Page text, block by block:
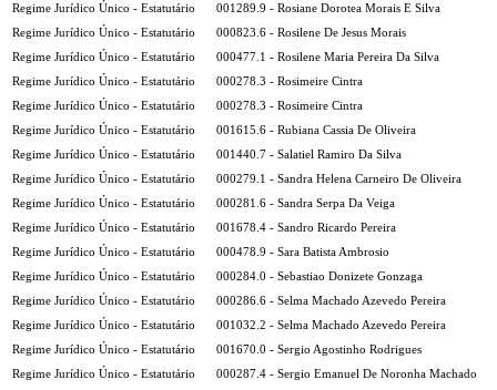
Regime Jurídico Único - Estatutário
001289.9 - Rosiane Dorotea Morais E Silva
Regime Jurídico Único - Estatutário
000823.6 - Rosilene De Jesus Morais
Regime Jurídico Único - Estatutário
000477.1 - Rosilene Maria Pereira Da Silva
Regime Jurídico Único - Estatutário
000278.3 - Rosimeire Cintra
Regime Jurídico Único - Estatutário
000278.3 - Rosimeire Cintra
Regime Jurídico Único - Estatutário
001615.6 - Rubiana Cassia De Oliveira
Regime Jurídico Único - Estatutário
001440.7 - Salatiel Ramiro Da Silva
Regime Jurídico Único - Estatutário
000279.1 - Sandra Helena Carneiro De Oliveira
Regime Jurídico Único - Estatutário
000281.6 - Sandra Serpa Da Veiga
Regime Jurídico Único - Estatutário
001678.4 - Sandro Ricardo Pereira
Regime Jurídico Único - Estatutário
000478.9 - Sara Batista Ambrosio
Regime Jurídico Único - Estatutário
000284.0 - Sebastiao Donizete Gonzaga
Regime Jurídico Único - Estatutário
000286.6 - Selma Machado Azevedo Pereira
Regime Jurídico Único - Estatutário
001032.2 - Selma Machado Azevedo Pereira
Regime Jurídico Único - Estatutário
001670.0 - Sergio Agostinho Rodrigues
Regime Jurídico Único - Estatutário
000287.4 - Sergio Emanuel De Noronha Machado